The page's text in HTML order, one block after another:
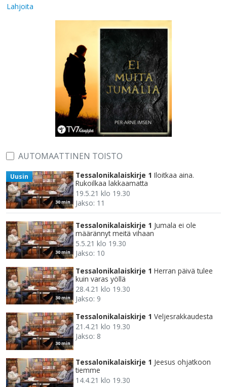
Lahjoita
AUTOMAATTINEN TOISTO
30 min
Uusin Tessalonikalaiskirje 1 Iloitkaa aina.
Rukoilkaa lakkaamatta
19.5.21 klo 19.30
Jakso: 11
30 min
Tessalonikalaiskirje 1 Jumala ei ole
määrännyt meitä vihaan
5.5.21 klo 19.30
Jakso: 10
30 min
Tessalonikalaiskirje 1 Herran päivä tulee
kuin varas yöllä
28.4.21 klo 19.30
Jakso: 9
30 min
Tessalonikalaiskirje 1 Veljesrakkaudesta
21.4.21 klo 19.30
Jakso: 8
Tessalonikalaiskirje 1 Jeesus ohjatkoon
tiemme
14.4.21 klo 19.30